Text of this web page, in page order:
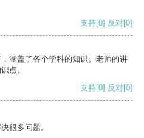
支持[0] 反对[0]
涵盖了各个学科的知识。老师的讲
点。
支持[0] 反对[0]
很多问题。